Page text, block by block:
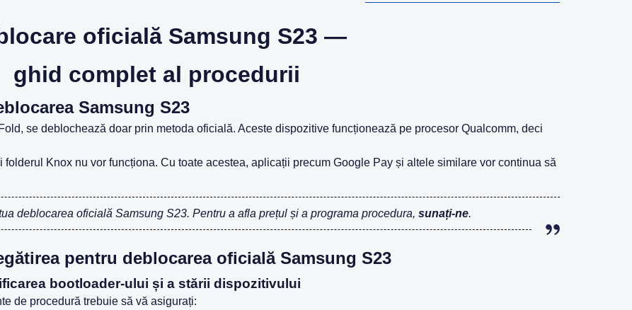
oficială Samsung S23 —
ghid complet al procedurii
Samsung S23
se deblochează doar prin metoda oficială. Aceste dispozitive funcționează pe procesor Qualcomm, deci
Knox nu vor funcționa. Cu toate acestea, aplicații precum Google Pay și altele similare vor continua să
deblocarea oficială Samsung S23. Pentru a afla prețul și a programa procedura, sunați-ne.
pentru deblocarea oficială Samsung S23
bootloader-ului și a stării dispozitivului
de procedură trebuie să vă asigurați: